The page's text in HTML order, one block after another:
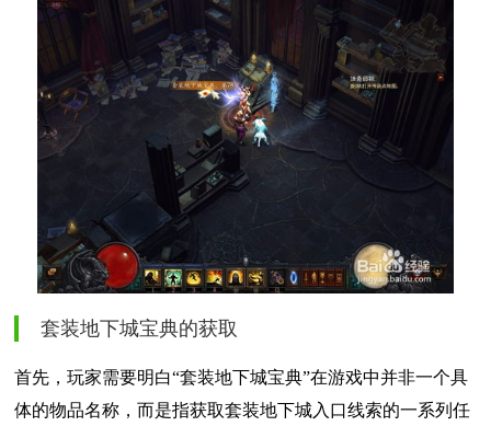
套装地下城宝典的获取
首先，玩家需要明白“套装地下城宝典”在游戏中并非一个具
体的物品名称，而是指获取套装地下城入口线索的一系列任